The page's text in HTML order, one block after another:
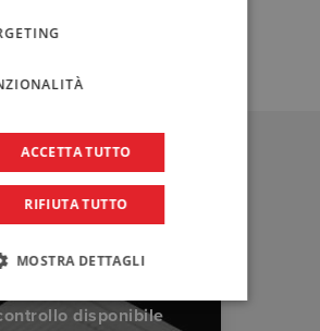
disponibile
ACCETTA TUTTO
RIFIUTA TUTTO
MOSTRA DETTAGLI